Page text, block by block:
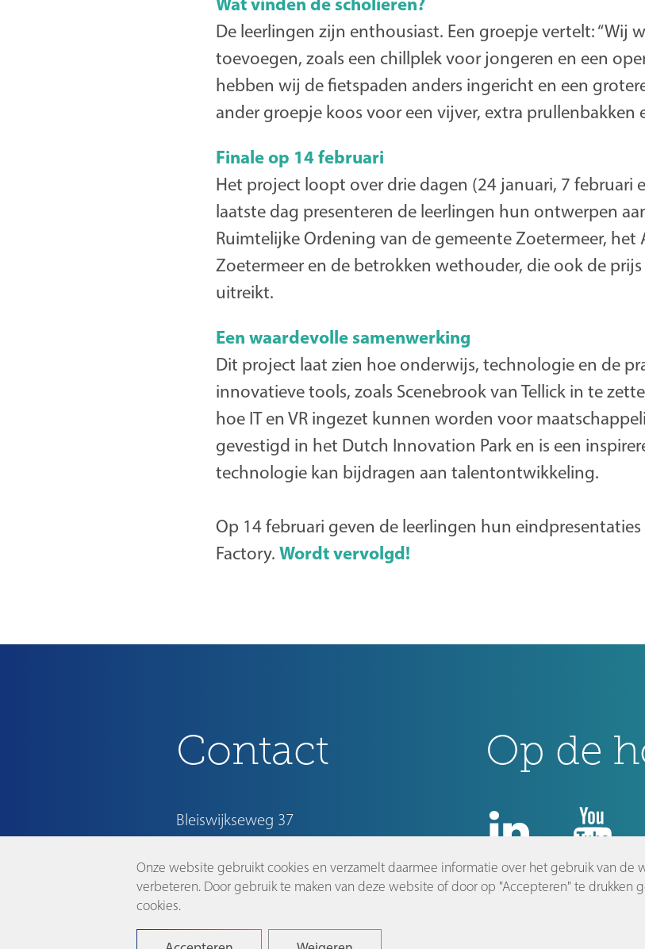
Onze website gebruikt cookies en verzamelt daarmee informatie over het gebruik van de
verbeteren. Door gebruik te maken van deze website of door op "Accepteren" te drukken
cookies.
De leerlingen zijn enthousiast. Een groepje vertelt: “Wij
toevoegen, zoals een chillplek voor jongeren en een
hebben wij de fietspaden anders ingericht en een
ander groepje koos voor een vijver, extra prullenbakken
Finale op 14 februari
Het project loopt over drie dagen (24 januari, 7 februari
laatste dag presenteren de leerlingen hun ontwerpen
Ruimtelijke Ordening van de gemeente Zoetermeer,
Zoetermeer en de betrokken wethouder, die ook de
uitreikt.
Een waardevolle samenwerking
Dit project laat zien hoe onderwijs, technologie en de
innovatieve tools, zoals Scenebrook van Tellick in te
hoe IT en VR ingezet kunnen worden voor
gevestigd in het Dutch Innovation Park en is een
technologie kan bijdragen aan talentontwikkeling.
Op 14 februari geven de leerlingen hun
Factory. Wordt vervolgd!
Contact
Bleiswijkseweg 37
info@dutchinnovationpark.nl
Op de